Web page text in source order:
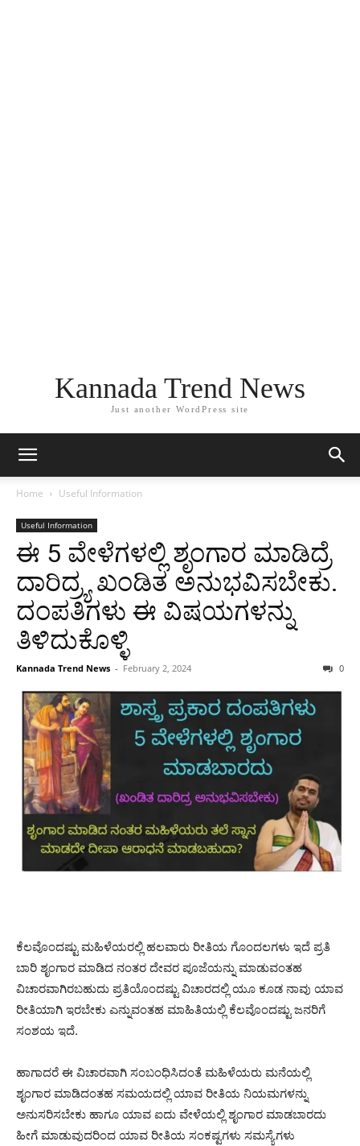
Kannada Trend News
Just another WordPress site
Home Useful Information
Useful Information
ಈ 5 ವೇಳೆಗಳಲ್ಲಿ ಶೃಂಗಾರ ಮಾಡಿದ್ರೆ
ದಾರಿದ್ರ್ಯ ಖಂಡಿತ ಅನುಭವಿಸಬೇಕು.
ದಂಪತಿಗಳು ಈ ವಿಷಯಗಳನ್ನು
ತಿಳಿದುಕೊಳ್ಳಿ
Kannada Trend News - February 2, 2024 0
ಕೆಲವೊಂದಷ್ಟು ಮಹಿಳೆಯರಲ್ಲಿ ಹಲವಾರು ರೀತಿಯ ಗೊಂದಲಗಳು ಇದೆ ಪ್ರತಿ
ಬಾರಿ ಶೃಂಗಾರ ಮಾಡಿದ ನಂತರ ದೇವರ ಪೂಜೆಯನ್ನು ಮಾಡುವಂತಹ
ವಿಚಾರವಾಗಿರಬಹುದು ಪ್ರತಿಯೊಂದಷ್ಟು ವಿಚಾರದಲ್ಲಿ ಯೂ ಕೂಡ ನಾವು ಯಾವ
ರೀತಿಯಾಗಿ ಇರಬೇಕು ಎನ್ನುವಂತಹ ಮಾಹಿತಿಯಲ್ಲಿ ಕೆಲವೊಂದಷ್ಟು ಜನರಿಗೆ
ಸಂಶಯ ಇದೆ.
ಹಾಗಾದರೆ ಈ ವಿಚಾರವಾಗಿ ಸಂಬಂಧಿಸಿದಂತೆ ಮಹಿಳೆಯರು ಮನೆಯಲ್ಲಿ
ಶೃಂಗಾರ ಮಾಡಿದಂತಹ ಸಮಯದಲ್ಲಿ ಯಾವ ರೀತಿಯ ನಿಯಮಗಳನ್ನು
ಅನುಸರಿಸಬೇಕು ಹಾಗೂ ಯಾವ ಐದು ವೇಳೆಯಲ್ಲಿ ಶೃಂಗಾರ ಮಾಡಬಾರದು
ಹೀಗೆ ಮಾಡುವುದರಿಂದ ಯಾವ ರೀತಿಯ ಸಂಕಷ್ಟಗಳು ಸಮಸ್ಯೆಗಳು